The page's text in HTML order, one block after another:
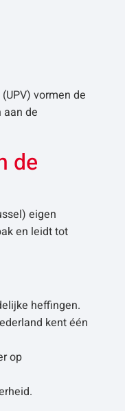
vormen de
de
de
eigen
en leidt tot
heffingen.
kent één
op